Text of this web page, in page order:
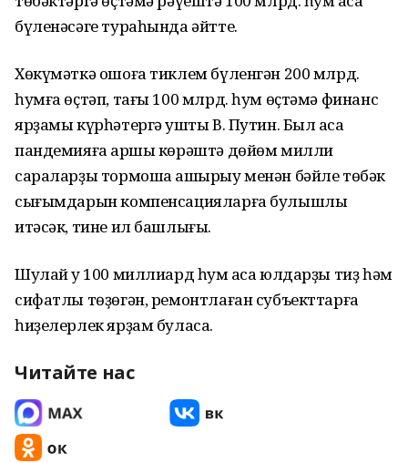
бүленәсәге тураһында әйтте.
Хөкүмәткә ошоға тиклем бүленгән 200 млрд.
һумға өҫтәп, тағы 100 млрд. һум өҫтәмә финанс
ярҙамы күрһәтергә ҡушты В. Путин. Был аҡса
пандемияға ҡаршы көрәштә дөйөм милли
сараларҙы тормошҡа ашырыу менән бәйле төбәк
сығымдарын компенсацияларға булышлыҡ
итәсәк, тине ил башлығы.
Шулай уҡ 100 миллиард һум аҡса юлдарҙы тиҙ һәм
сифатлы төҙөгән, ремонтлаған субъекттарға
һиҙелерлек ярҙам буласаҡ.
Читайте нас